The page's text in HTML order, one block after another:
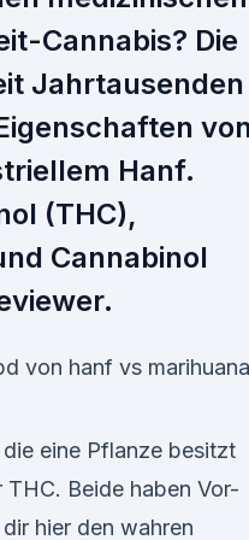
Cannabis? Die
Jahrtausenden
Hanf.
(THC),
Cannabinol
eine Pflanze besitzt
THC. Beide haben Vor-
hier den wahren